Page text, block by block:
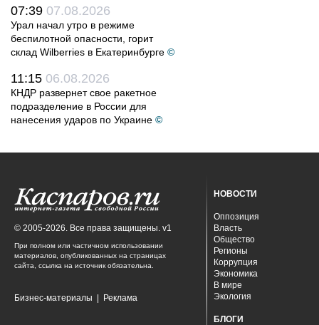
07:39 07.08.2026
Урал начал утро в режиме
беспилотной опасности, горит
склад Wilberries в Екатеринбурге ©
11:15 06.08.2026
КНДР развернет свое ракетное
подразделение в России для
нанесения ударов по Украине ©
© 2005-2026. Все права защищены. v1
При полном или частичном использовании
материалов, опубликованных на страницах
сайта, ссылка на источник обязательна.
Бизнес-материалы Реклама
НОВОСТИ
Оппозиция
Власть
Общество
Регионы
Коррупция
Экономика
В мире
Экология
БЛОГИ